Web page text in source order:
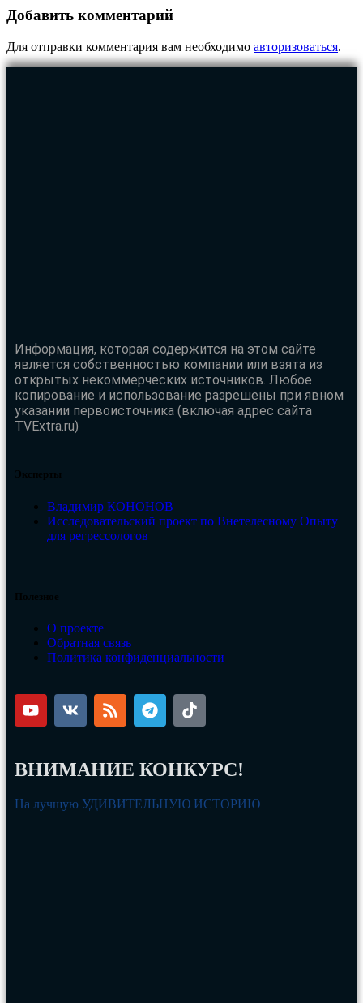
Добавить комментарий
Для отправки комментария вам необходимо авторизоваться.
Информация, которая содержится на этом сайте
является собственностью компании или взята из
открытых некоммерческих источников. Любое
копирование и использование разрешены при явном
указании первоисточника (включая адрес сайта
TVExtra.ru)
Эксперты
Владимир КОНОНОВ
Исследовательский проект по Внетелесному Опыту
для регрессологов
Полезное
О проекте
Обратная связь
Политика конфиденциальности
ВНИМАНИЕ КОНКУРС!
На лучшую УДИВИТЕЛЬНУЮ ИСТОРИЮ